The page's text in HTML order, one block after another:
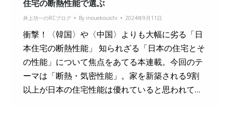
住宅の断熱性能で選ぶ
井上功一のRCブログ By inouekouichi 2024年9月11日
衝撃！〈韓国〉や〈中国〉よりも大幅に劣る「日
本住宅の断熱性能」 知られざる「日本の住宅とそ
の性能」について焦点をあてる本連載。今回のテ
ーマは「断熱・気密性能」。家を新築される9割
以上が日本の住宅性能は優れていると思われて…